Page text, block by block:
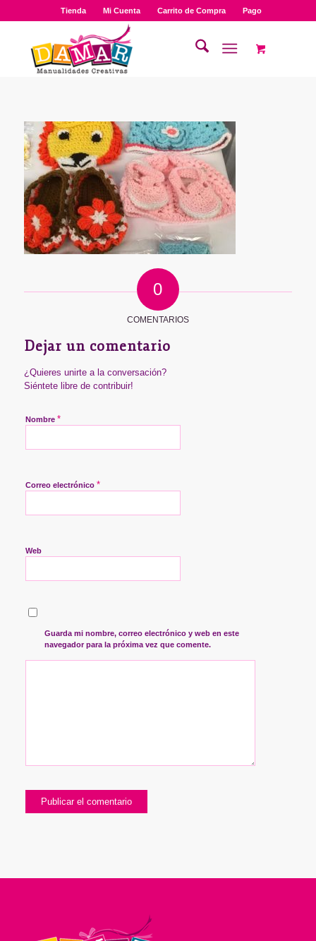
Tienda Mi Cuenta Carrito de Compra Pago
0
COMENTARIOS
Dejar un comentario
¿Quieres unirte a la conversación?
Siéntete libre de contribuir!
Nombre *
Correo electrónico *
Web
Guarda mi nombre, correo electrónico y web en este
navegador para la próxima vez que comente.